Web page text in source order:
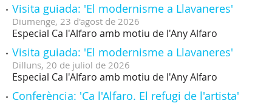
Visita guiada: 'El modernisme a Llavaneres'
Diumenge, 23 d'agost de 2026
Especial Ca l'Alfaro amb motiu de l'Any Alfaro
Visita guiada: 'El modernisme a Llavaneres'
Dilluns, 20 de juliol de 2026
Especial Ca l'Alfaro amb motiu de l'Any Alfaro
Conferència: 'Ca l'Alfaro. El refugi de l'artista'